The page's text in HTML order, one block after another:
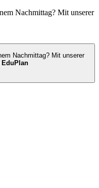
Nachmittag? Mit unserer
Nachmittag? Mit unserer
EduPlan